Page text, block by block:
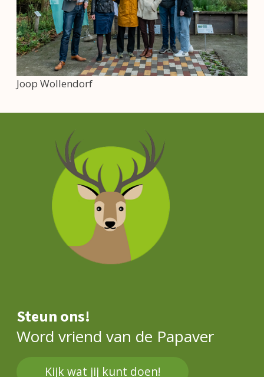
Joop Wollendorf
Steun ons!
Word vriend van de Papaver
Kijk wat jij kunt doen!